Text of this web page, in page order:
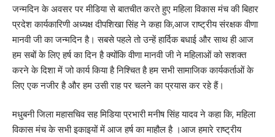
जन्मदिन के अवसर पर मीडिया से बातचीत करते हुए महिला विकास मंच की बिहार
प्रदेश कार्यकारिणी अध्यक्ष दीपशिखा सिंह ने कहा कि,आज राष्ट्रीय संरक्षक वीणा
मानवी जी का जन्मदिन है। सबसे पहले तो उन्हें हार्दिक बधाई और साथ ही आज
हम सबों के लिए हर्ष का दिन है क्योंकि वीणा मानवी जी ने महिलाओं को सशक्त
करने के दिशा में जो कार्य किया है निश्चित है हम सभी सामाजिक कार्यकर्ताओं के
लिए एक नजीर है और हम उसी राह पर चलने का प्रयास कर रहे हैं।
मधुबनी जिला महासचिव सह मिडिया प्रभारी मनीष सिंह यादव ने कहा कि, महिला
विकास मंच के सभी इकाइयों में आज हर्ष का माहौल है ।आज हमारे राष्ट्रीय